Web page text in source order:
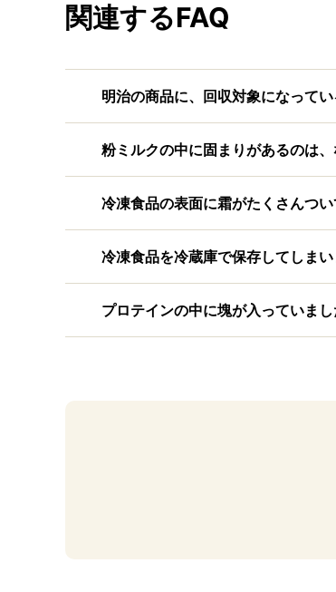
関連するFAQ
明治の商品に、回収対象になって
粉ミルクの中に固まりがあるのは
冷凍食品の表面に霜がたくさんつ
冷凍食品を冷蔵庫で保存してしま
プロテインの中に塊が入っていま